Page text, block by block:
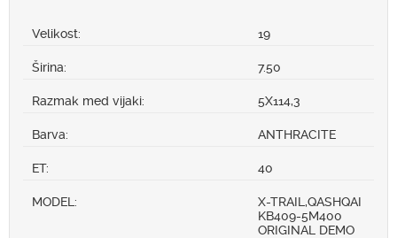
Velikost: 19
Širina: 7.50
Razmak med vijaki: 5X114,3
Barva: ANTHRACITE
ET: 40
MODEL:
X-TRAIL,QASHQAI
KB409-5M400
ORIGINAL DEMO